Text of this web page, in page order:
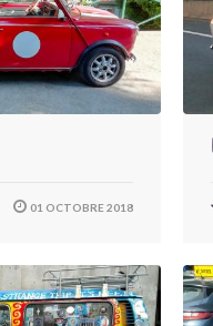
01 OCTOBRE 2018